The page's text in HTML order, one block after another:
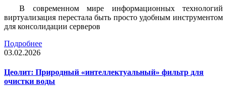
В современном мире информационных технологий
виртуализация перестала быть просто удобным инструментом
для консолидации серверов
Подробнее
03.02.2026
Цеолит: Природный «интеллектуальный» фильтр для
очистки воды